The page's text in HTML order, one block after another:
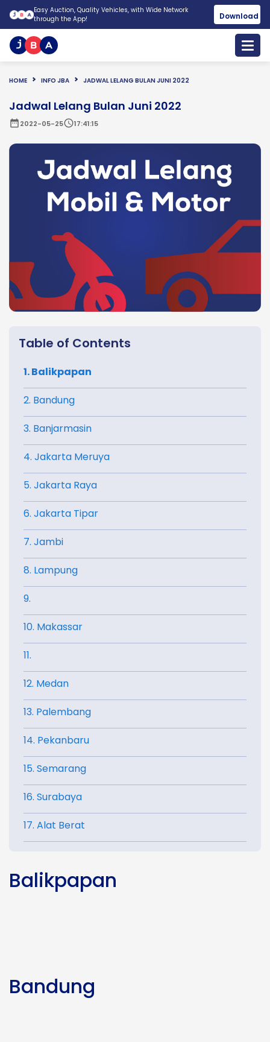
Easy Auction, Quality Vehicles, with Wide Network
through the App!
Download
HOME INFO JBA JADWAL LELANG BULAN JUNI 2022
Jadwal Lelang Bulan Juni 2022
date_range2022-05-25schedule17:41:15
Table of Contents
1. Balikpapan
2. Bandung
3. Banjarmasin
4. Jakarta Meruya
5. Jakarta Raya
6. Jakarta Tipar
7. Jambi
8. Lampung
9.
10. Makassar
11.
12. Medan
13. Palembang
14. Pekanbaru
15. Semarang
16. Surabaya
17. Alat Berat
Balikpapan
Bandung